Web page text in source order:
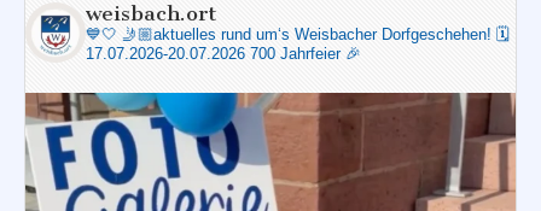
weisbach.ort
💙🤍 🤳🏼aktuelles rund um‘s Weisbacher Dorfgeschehen! 🗓️
17.07.2026-20.07.2026 700 Jahrfeier 🎉